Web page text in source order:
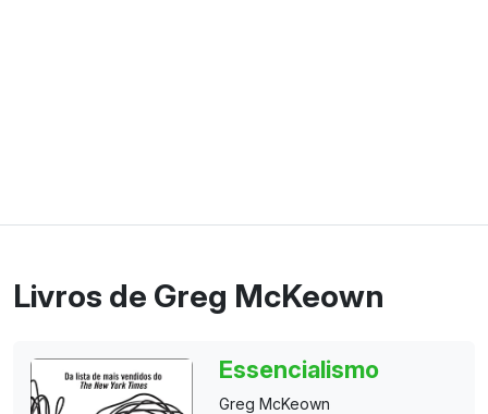
Livros de Greg McKeown
Essencialismo
Greg McKeown